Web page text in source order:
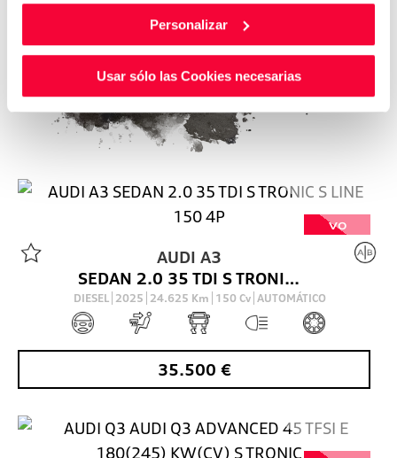
Personalizar
Usar sólo las Cookies necesarias
VO
AUDI A3
SEDAN 2.0 35 TDI S TRONIC S LINE 150 4P
DIESEL 2025 24.625 Km 150 Cv AUTOMÁTICO
35.500 €